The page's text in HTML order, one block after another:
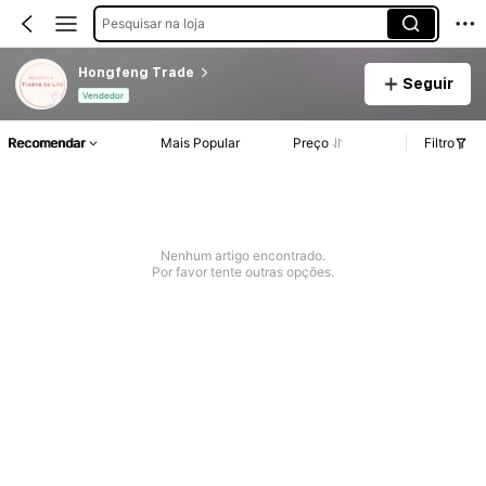
Pesquisar na loja
Hongfeng Trade
Vendedor
Seguir
Recomendar Mais Popular Preço Filtro
Nenhum artigo encontrado.
Por favor tente outras opções.